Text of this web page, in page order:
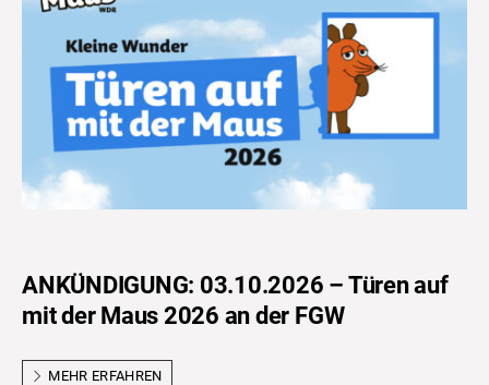
ANKÜNDIGUNG: 03.10.2026 – Türen auf
mit der Maus 2026 an der FGW
MEHR ERFAHREN